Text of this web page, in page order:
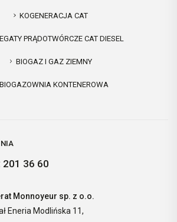
KOGENERACJA CAT
PRĄDOTWÓRCZE CAT DIESEL
BIOGAZ I GAZ ZIEMNY
BIOGAZOWNIA KONTENEROWA
201 36 60
Monnoyeur sp. z o.o.
Eneria Modlińska 11,